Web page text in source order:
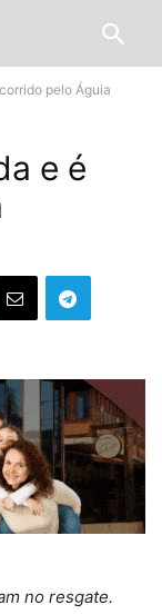
pelo Águia
e é
no resgate.